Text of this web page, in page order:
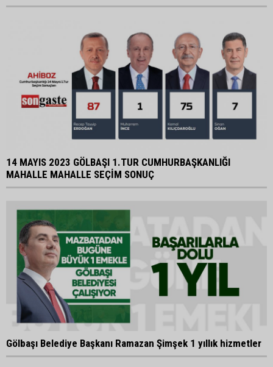
14 MAYIS 2023 GÖLBAŞI 1.TUR CUMHURBAŞKANLIĞI
MAHALLE MAHALLE SEÇİM SONUÇ
Gölbaşı Belediye Başkanı Ramazan Şimşek 1 yıllık hizmetler